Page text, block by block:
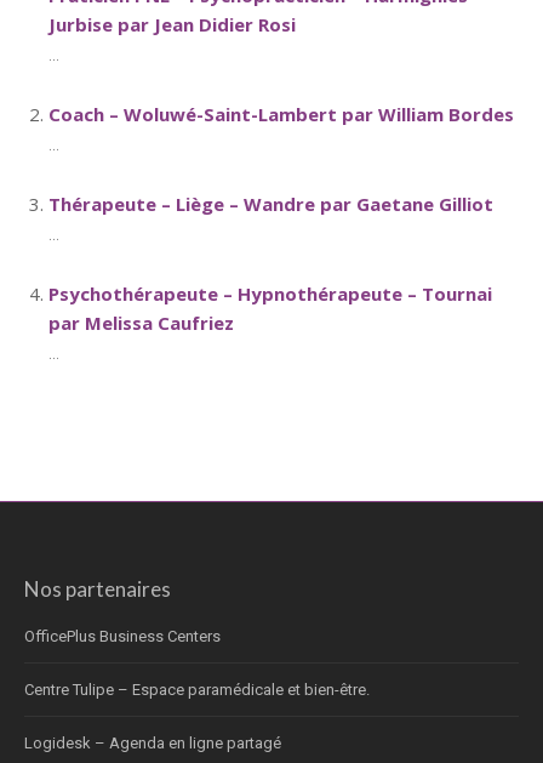
Jurbise par Jean Didier Rosi
...
Coach – Woluwé-Saint-Lambert par William Bordes
...
Thérapeute – Liège – Wandre par Gaetane Gilliot
...
Psychothérapeute – Hypnothérapeute – Tournai
par Melissa Caufriez
...
Nos partenaires
OfficePlus Business Centers
Centre Tulipe – Espace paramédicale et bien-être.
Logidesk – Agenda en ligne partagé